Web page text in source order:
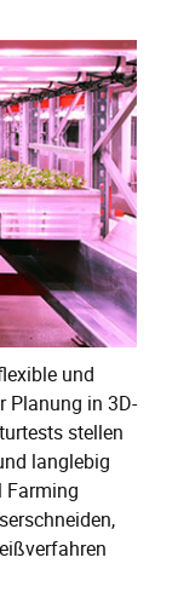
und
Planung in 3D-
stellen
langlebig
Farming